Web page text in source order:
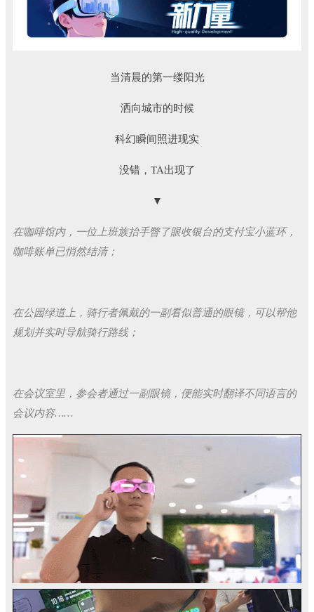
当清晨的第一缕阳光
洒向城市的时候
科幻瞬间照进现实
没错，TA出现了
▼
在咖啡馆内，一位上班族抬手瞥了眼收银台的支付宝小蓝环，
咖啡账单已悄然结清；
在公园绿道上，骑行者佩戴的一副看似普通的眼镜，可以帮他
规划并实时导航骑行路线；
在会议室里，参会者通过一副眼镜，便能实时翻译不同语言的
会议内容……